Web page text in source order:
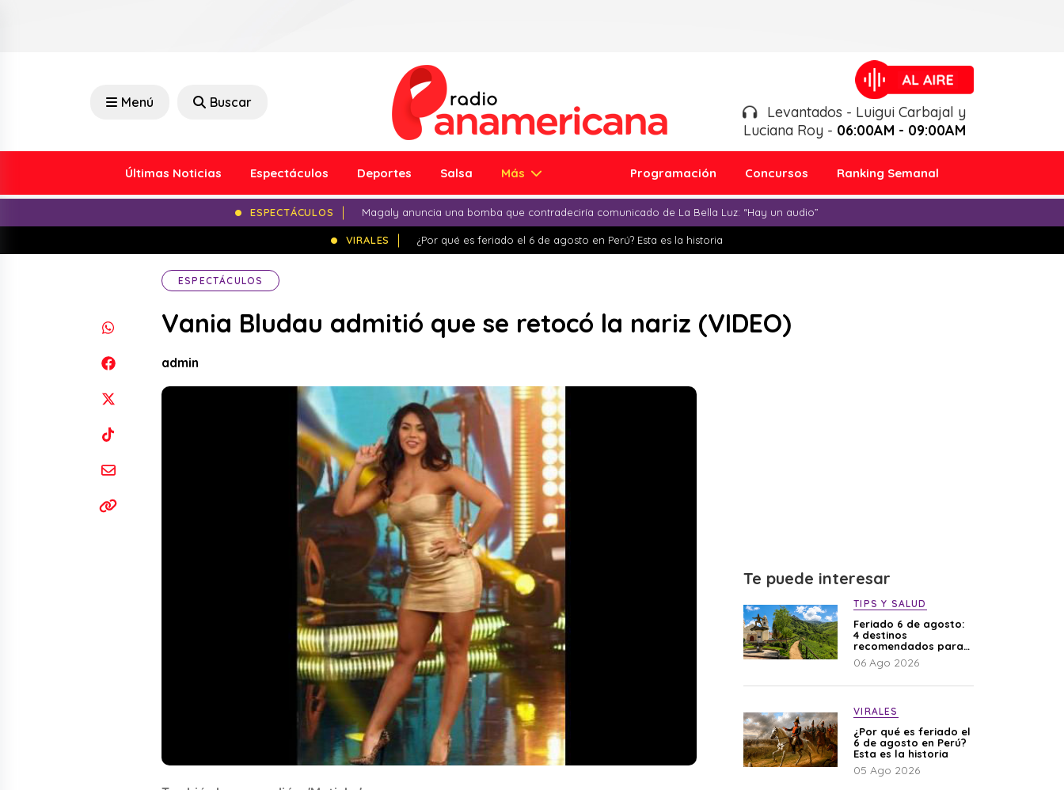
Menú Buscar
Levantados - Luigui Carbajal y
Luciana Roy - 06:00AM - 09:00AM
Últimas Noticias Espectáculos Deportes Salsa Más Programación Concursos Ranking Semanal
ESPECTÁCULOS Magaly anuncia una bomba que contradeciría comunicado de La Bella Luz: “Hay un audio”
VIRALES ¿Por qué es feriado el 6 de agosto en Perú? Esta es la historia
ESPECTÁCULOS
Vania Bludau admitió que se retocó la nariz (VIDEO)
admin
Te puede interesar
TIPS Y SALUD
Feriado 6 de agosto:
4 destinos
recomendados para
disfrutar el descanso
06 Ago 2026
VIRALES
¿Por qué es feriado el
6 de agosto en Perú?
Esta es la historia
05 Ago 2026